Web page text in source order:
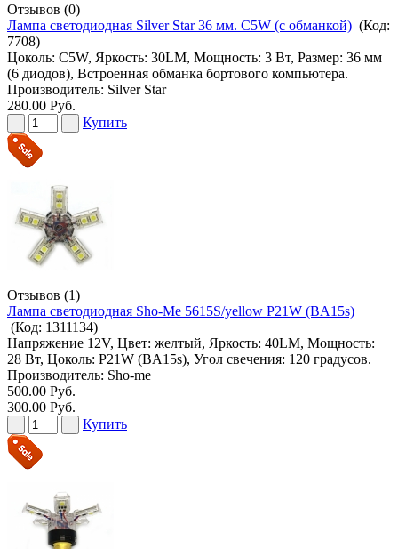
Отзывов (0)
Лампа светодиодная Silver Star 36 мм. C5W (с обманкой) (Код:
7708)
Цоколь: C5W, Яркость: 30LM, Мощность: 3 Вт, Размер: 36 мм
(6 диодов), Встроенная обманка бортового компьютера.
Производитель: Silver Star
280.00 Руб.
Купить
Отзывов (1)
Лампа светодиодная Sho-Me 5615S/yellow P21W (BA15s)
(Код: 1311134)
Напряжение 12V, Цвет: желтый, Яркость: 40LM, Мощность:
28 Вт, Цоколь: P21W (BA15s), Угол свечения: 120 градусов.
Производитель: Sho-me
500.00 Руб.
300.00 Руб.
Купить